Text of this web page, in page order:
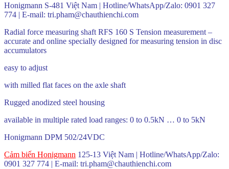
Honigmann S-481 Việt Nam | Hotline/WhatsApp/Zalo: 0901 327
774 | E-mail: tri.pham@chauthienchi.com
Radial force measuring shaft RFS 160 S Tension measurement –
accurate and online specially designed for measuring tension in disc
accumulators
easy to adjust
with milled flat faces on the axle shaft
Rugged anodized steel housing
available in multiple rated load ranges: 0 to 0.5kN … 0 to 5kN
Honigmann DPM 502/24VDC
Cảm biến Honigmann 125-13 Việt Nam | Hotline/WhatsApp/Zalo:
0901 327 774 | E-mail: tri.pham@chauthienchi.com